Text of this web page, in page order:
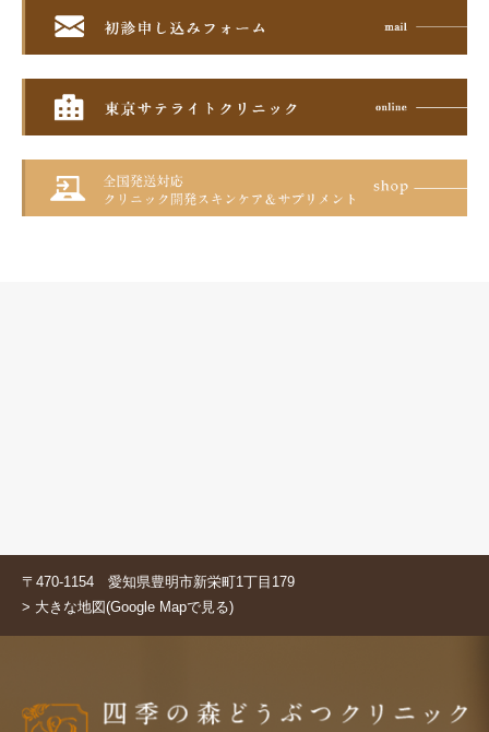
〒470-1154 愛知県豊明市新栄町1丁目179
> 大きな地図(Google Mapで見る)